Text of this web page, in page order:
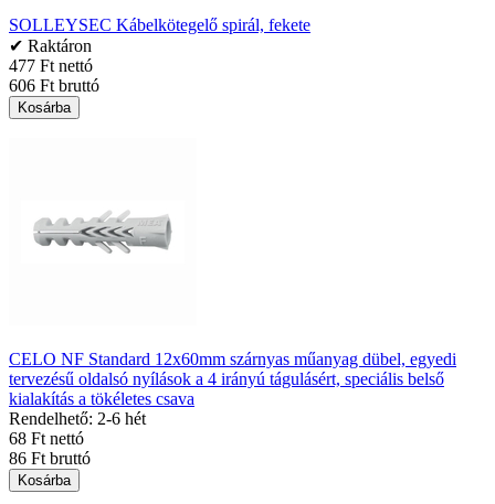
SOLLEYSEC Kábelkötegelő spirál, fekete
✔ Raktáron
477 Ft nettó
606 Ft bruttó
Kosárba
CELO NF Standard 12x60mm szárnyas műanyag dübel, egyedi
tervezésű oldalsó nyílások a 4 irányú tágulásért, speciális belső
kialakítás a tökéletes csava
Rendelhető: 2-6 hét
68 Ft nettó
86 Ft bruttó
Kosárba